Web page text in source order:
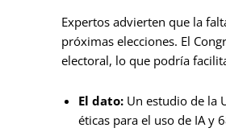
Expertos advierten que la
próximas elecciones. El
electoral, lo que podría
El dato: Un estudio de la
éticas para el uso de IA y